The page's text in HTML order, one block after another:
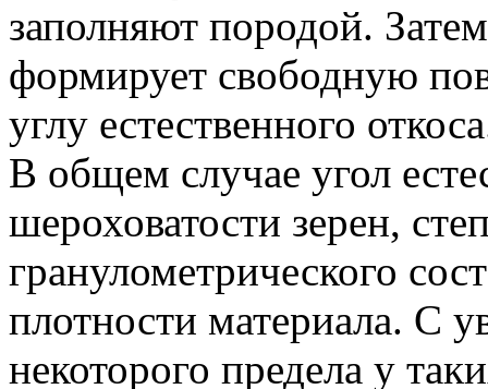
заполняют породой.
формирует свободную
углу естественного
В общем случае угол
шероховатости зерен,
гранулометрического
плотности материала. С
некоторого предела у